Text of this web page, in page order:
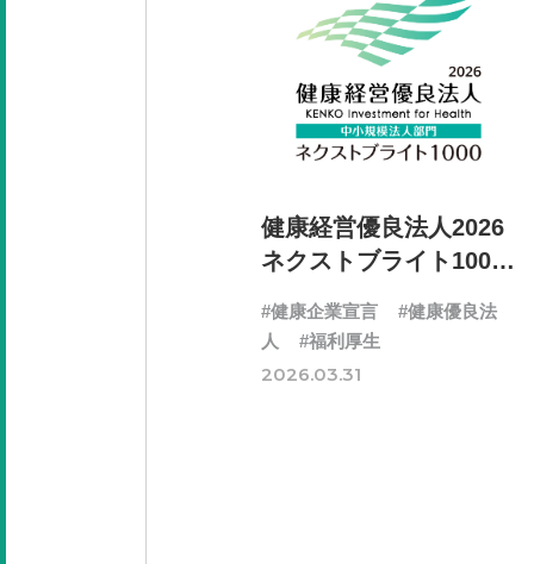
健康経営優良法人2026
ネクストブライト1000
#健康企業宣言
#健康優良法
人
#福利厚生
2026.03.31